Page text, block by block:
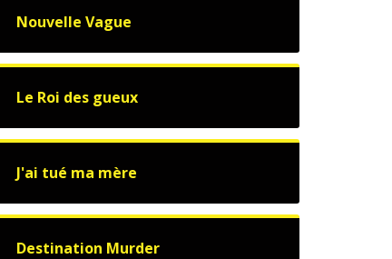
Nouvelle Vague
Le Roi des gueux
J'ai tué ma mère
Destination Murder